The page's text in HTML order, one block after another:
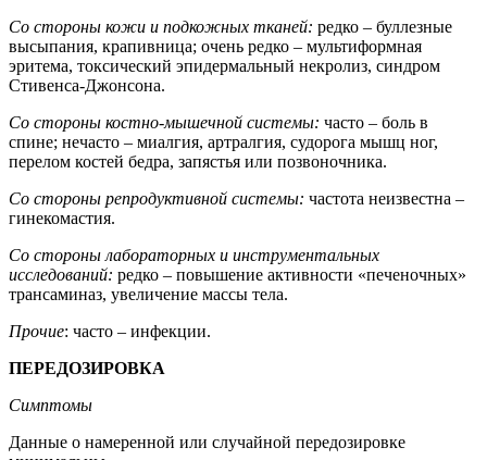
Со стороны кожи и подкожных тканей: редко – буллезные
высыпания, крапивница; очень редко – мультиформная
эритема, токсический эпидермальный некролиз, синдром
Стивенса-Джонсона.
Со стороны костно-мышечной системы: часто – боль в
спине; нечасто – миалгия, артралгия, судорога мышц ног,
перелом костей бедра, запястья или позвоночника.
Со стороны репродуктивной системы: частота неизвестна –
гинекомастия.
Со стороны лабораторных и инструментальных
исследований: редко – повышение активности «печеночных»
трансаминаз, увеличение массы тела.
Прочие: часто – инфекции.
ПЕРЕДОЗИРОВКА
Симптомы
Данные о намеренной или случайной передозировке